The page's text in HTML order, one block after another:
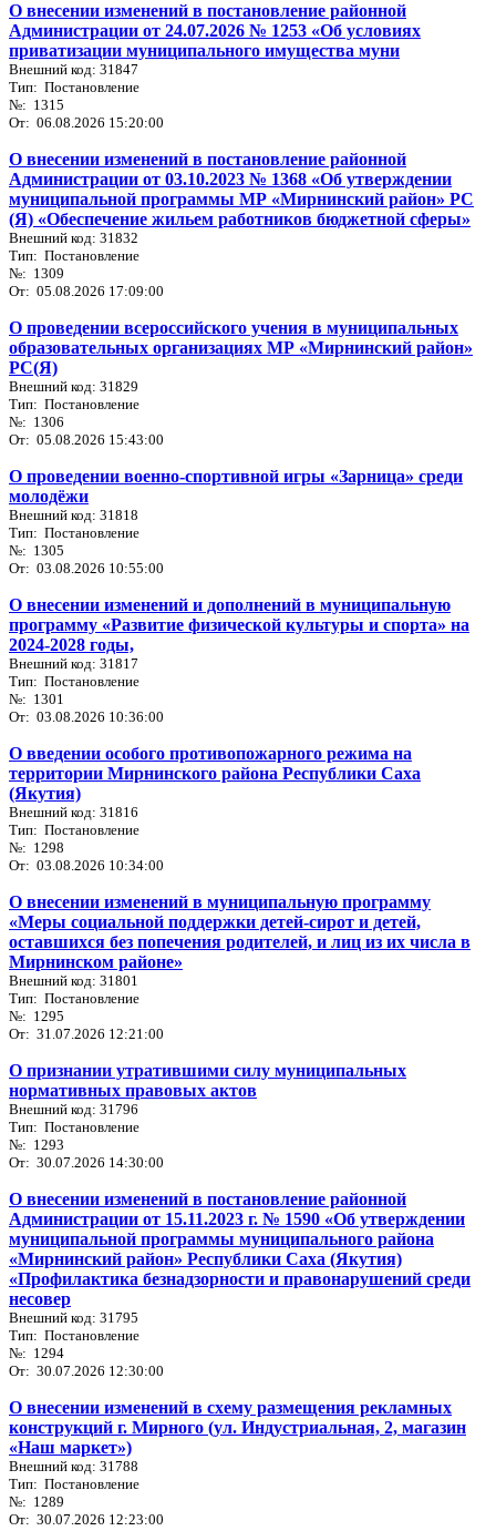
О внесении изменений в постановление районной
Администрации от 24.07.2026 № 1253 «Об условиях
приватизации муниципального имущества муни
Внешний код: 31847
Тип: Постановление
№: 1315
От: 06.08.2026 15:20:00
О внесении изменений в постановление районной
Администрации от 03.10.2023 № 1368 «Об утверждении
муниципальной программы МР «Мирнинский район» РС
(Я) «Обеспечение жильем работников бюджетной сферы»
Внешний код: 31832
Тип: Постановление
№: 1309
От: 05.08.2026 17:09:00
О проведении всероссийского учения в муниципальных
образовательных организациях МР «Мирнинский район»
РС(Я)
Внешний код: 31829
Тип: Постановление
№: 1306
От: 05.08.2026 15:43:00
О проведении военно-спортивной игры «Зарница» среди
молодёжи
Внешний код: 31818
Тип: Постановление
№: 1305
От: 03.08.2026 10:55:00
О внесении изменений и дополнений в муниципальную
программу «Развитие физической культуры и спорта» на
2024-2028 годы,
Внешний код: 31817
Тип: Постановление
№: 1301
От: 03.08.2026 10:36:00
О введении особого противопожарного режима на
территории Мирнинского района Республики Саха
(Якутия)
Внешний код: 31816
Тип: Постановление
№: 1298
От: 03.08.2026 10:34:00
О внесении изменений в муниципальную программу
«Меры социальной поддержки детей-сирот и детей,
оставшихся без попечения родителей, и лиц из их числа в
Мирнинском районе»
Внешний код: 31801
Тип: Постановление
№: 1295
От: 31.07.2026 12:21:00
О признании утратившими силу муниципальных
нормативных правовых актов
Внешний код: 31796
Тип: Постановление
№: 1293
От: 30.07.2026 14:30:00
О внесении изменений в постановление районной
Администрации от 15.11.2023 г. № 1590 «Об утверждении
муниципальной программы муниципального района
«Мирнинский район» Республики Саха (Якутия)
«Профилактика безнадзорности и правонарушений среди
несовер
Внешний код: 31795
Тип: Постановление
№: 1294
От: 30.07.2026 12:30:00
О внесении изменений в схему размещения рекламных
конструкций г. Мирного (ул. Индустриальная, 2, магазин
«Наш маркет»)
Внешний код: 31788
Тип: Постановление
№: 1289
От: 30.07.2026 12:23:00